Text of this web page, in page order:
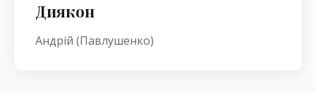
Диякон
Андрій (Павлушенко)